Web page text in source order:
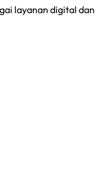
layanan digital dan